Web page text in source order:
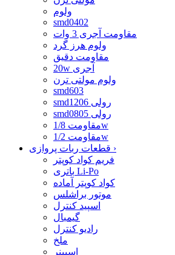
ولوم
smd0402
مقاومت آجری 3 وات
ولوم هرز گرد
مقاومت دقیق
20w آجری
ولوم مولتی ترن
smd603
smd1206 رولی
smd0805 رولی
مقاومت 1/8w
مقاومت 1/2w
›
فریم کواد کوپتر
باتری Li-Po
کواد کوپتر آماده
موتور براشلس
اسپید کنترل
گیمبال
رادیو کنترل
ملخ
اسپینر